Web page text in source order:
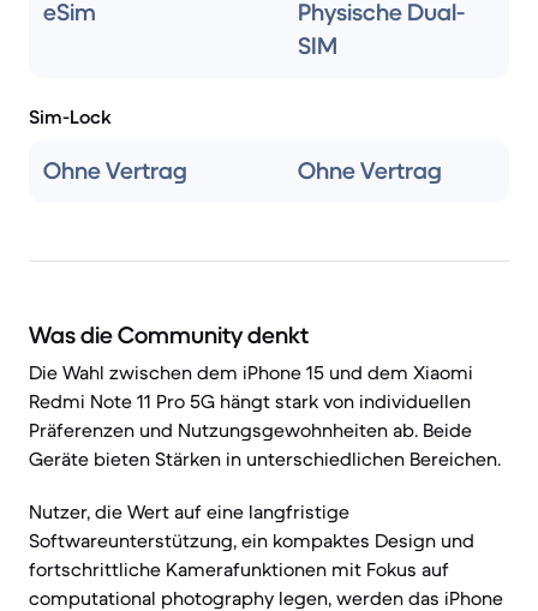
eSim
Physische Dual-
SIM
Sim-Lock
Ohne Vertrag Ohne Vertrag
Was die Community denkt
Die Wahl zwischen dem iPhone 15 und dem Xiaomi
Redmi Note 11 Pro 5G hängt stark von individuellen
Präferenzen und Nutzungsgewohnheiten ab. Beide
Geräte bieten Stärken in unterschiedlichen Bereichen.
Nutzer, die Wert auf eine langfristige
Softwareunterstützung, ein kompaktes Design und
fortschrittliche Kamerafunktionen mit Fokus auf
computational photography legen, werden das iPhone